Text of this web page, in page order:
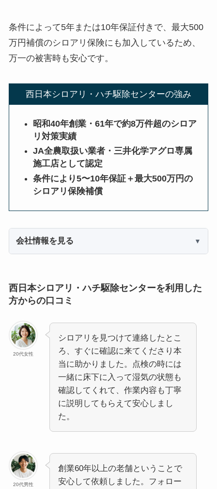
条件によって5年または10年保証付きで、最大500
万円補償のシロアリ保険にも加入しているため、
万一の被害時も安心です。
西日本シロアリ・ハチ駆除センターの強み
昭和40年創業・61年で約8万件超のシロア
リ対策実績
JA全農取扱い業者・三井化学アグロ専属
施工店として認定
条件により5〜10年保証＋最大500万円の
シロアリ保険補償
会社情報を見る
西日本シロアリ・ハチ駆除センターを利用した
方からの口コミ
20代女性
シロアリを見つけて連絡したとこ
ろ、すぐに確認に来てくださり本
当に助かりました。点検の時には
一緒に床下に入って湿気の状態も
確認してくれて、作業内容も丁寧
に説明してもらえて安心しまし
た。
20代男性
創業60年以上の老舗ということで
安心して依頼しました。フォロー